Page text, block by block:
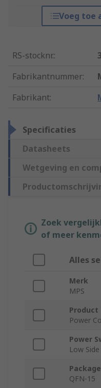
Voeg toe
RS-stocknr.:
Fabrikantnummer:
Fabrikant:
Specificaties
Datasheets
Wetgeving en
Zoek
of meer
Alles
Merk
MPS
Product
Power
Power
Low Side
QFN-15